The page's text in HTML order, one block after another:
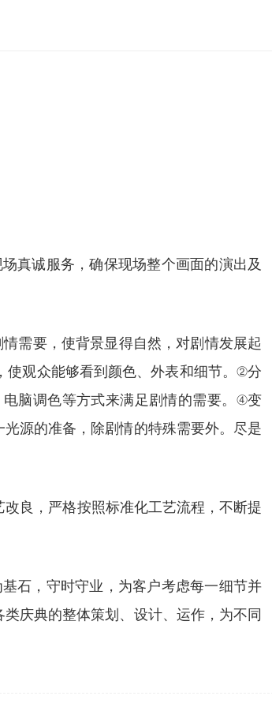
真诚服务，确保现场整个画面的演出及
需要，使背景显得自然，对剧情发展起
观众能够看到颜色、外表和细节。②分
脑调色等方式来满足剧情的需要。④变
源的准备，除剧情的特殊需要外。尽是
良，严格按照标准化工艺流程，不断提
石，守时守业，为客户考虑每一细节并
庆典的整体策划、设计、运作，为不同